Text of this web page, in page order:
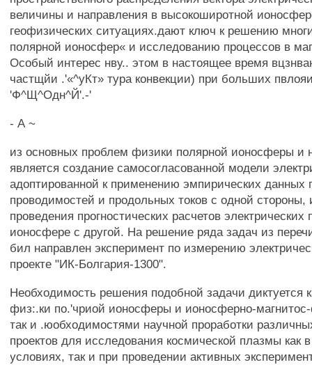
величины и направления в высокоширотной
геофизических ситуациях.дают ключ к решению
полярной ионосфер« и исследованию процессов в
Особый интерес нву.. этом в настоящее время
частщйи .'«^уКт» тура конвекции) при больших
'Ф^Щ^Одн^Й'.-'
- А ~
из основных проблем физики полярной ионосферы и
является создание самосогласованной модели
адоптированной к применению эмпирических данных
проводимостей и продольных токов с одной стороны,
проведения прогностических расчетов электрических
ионосфере с другой. На решение ряда задач из
бил направлен эксперимент по измерению
проекте "ИК-Болгария-1300".
Необходимость решения подобной задачи диктуется
физ:.ки по.'чриой ионосферы и ионосферно-
так и .юобходимостями научной проработки
проектов для исследования космической плазмы как
условиях, так и при проведении активных